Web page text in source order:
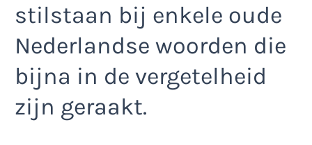
stilstaan bij enkele oude
Nederlandse woorden die
bijna in de vergetelheid
zijn geraakt.